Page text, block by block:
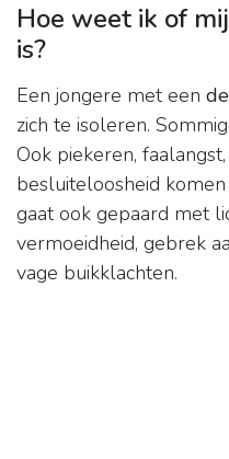
Hoe weet ik of
is?
Een jongere met een
zich te isoleren.
Ook piekeren,
besluiteloosheid
gaat ook gepaard met
vermoeidheid, gebrek
vage buikklachten.